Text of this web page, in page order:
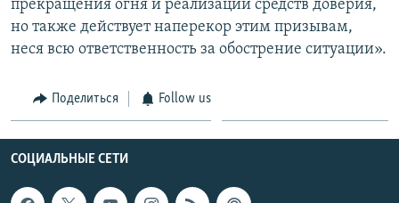
прекращения огня и реализации средств доверия,
но также действует наперекор этим призывам,
неся всю ответственность за обострение ситуации».
Поделиться Follow us
СОЦИАЛЬНЫЕ СЕТИ